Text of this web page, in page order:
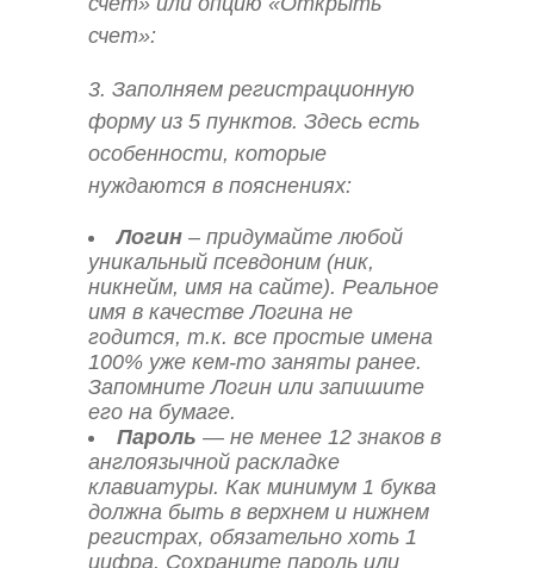
счет»:
3. Заполняем регистрационную
форму из 5 пунктов. Здесь есть
особенности, которые
нуждаются в пояснениях:
Логин – придумайте любой
уникальный псевдоним (ник,
никнейм, имя на сайте). Реальное
имя в качестве Логина не
годится, т.к. все простые имена
100% уже кем-то заняты ранее.
Запомните Логин или запишите
его на бумаге.
Пароль — не менее 12 знаков в
англоязычной раскладке
клавиатуры. Как минимум 1 буква
должна быть в верхнем и нижнем
регистрах, обязательно хоть 1
цифра. Сохраните пароль или